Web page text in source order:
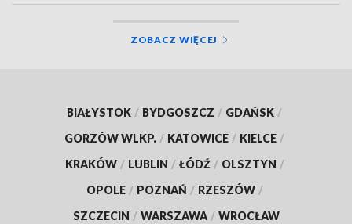
ZOBACZ WIĘCEJ
BIAŁYSTOK / BYDGOSZCZ / GDAŃSK /
GORZÓW WLKP. / KATOWICE / KIELCE /
KRAKÓW / LUBLIN / ŁÓDŹ / OLSZTYN /
OPOLE / POZNAŃ / RZESZÓW /
SZCZECIN / WARSZAWA / WROCŁAW